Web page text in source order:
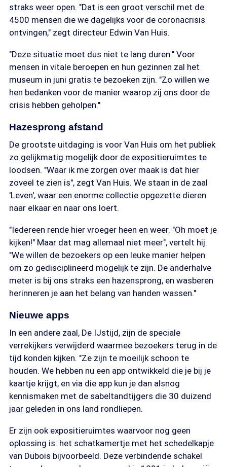
straks weer open. "Dat is een groot verschil met de
4500 mensen die we dagelijks voor de coronacrisis
ontvingen," zegt directeur Edwin Van Huis.
"Deze situatie moet dus niet te lang duren." Voor
mensen in vitale beroepen en hun gezinnen zal het
museum in juni gratis te bezoeken zijn. "Zo willen we
hen bedanken voor de manier waarop zij ons door de
crisis hebben geholpen."
Hazesprong afstand
De grootste uitdaging is voor Van Huis om het publiek
zo gelijkmatig mogelijk door de expositieruimtes te
loodsen. "Waar ik me zorgen over maak is dat hier
zoveel te zien is", zegt Van Huis. We staan in de zaal
'Leven', waar een enorme collectie opgezette dieren
naar elkaar en naar ons loert.
"Iedereen rende hier vroeger heen en weer. "Oh moet je
kijken!" Maar dat mag allemaal niet meer", vertelt hij.
"We willen de bezoekers op een leuke manier helpen
om zo gedisciplineerd mogelijk te zijn. De anderhalve
meter is bij ons straks een hazensprong, en wasberen
herinneren je aan het belang van handen wassen."
Nieuwe apps
In een andere zaal, De IJstijd, zijn de speciale
verrekijkers verwijderd waarmee bezoekers terug in de
tijd konden kijken. "Ze zijn te moeilijk schoon te
houden. We hebben nu een app ontwikkeld die je bij je
kaartje krijgt, en via die app kun je dan alsnog
kennismaken met de sabeltandtijgers die 30 duizend
jaar geleden in ons land rondliepen.
Er zijn ook expositieruimtes waarvoor nog geen
oplossing is: het schatkamertje met het schedelkapje
van Dubois bijvoorbeeld. Deze verbindende schakel